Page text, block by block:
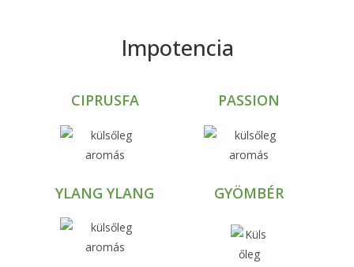
Impotencia
CIPRUSFA PASSION
YLANG YLANG GYÖMBÉR